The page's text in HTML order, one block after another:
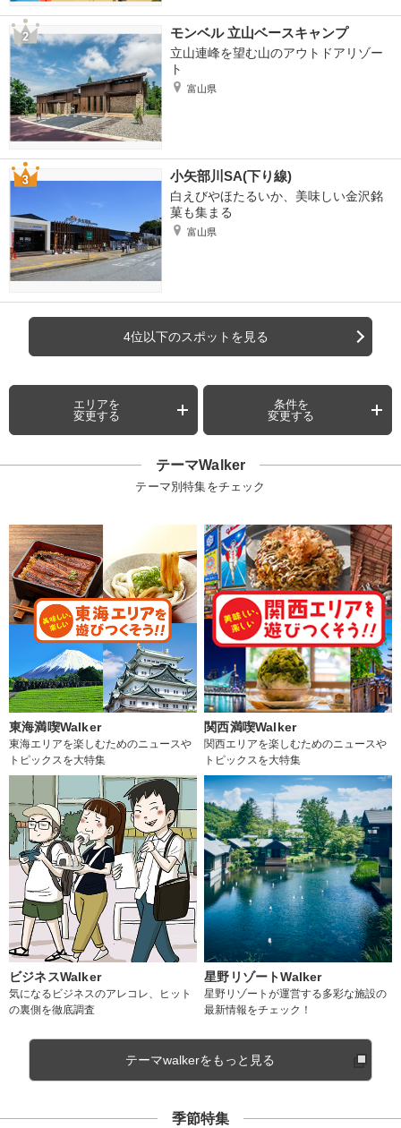
モンベル 立山ベースキャンプ
立山連峰を望む山のアウトドアリゾー
ト
富山県
小矢部川SA(下り線)
白えびやほたるいか、美味しい金沢銘
菓も集まる
富山県
4位以下のスポットを見る
エリアを
変更する
条件を
変更する
テーマWalker
テーマ別特集をチェック
東海満喫Walker
東海エリアを楽しむためのニュースや
トピックスを大特集
関西満喫Walker
関西エリアを楽しむためのニュースや
トピックスを大特集
ビジネスWalker
気になるビジネスのアレコレ、ヒット
の裏側を徹底調査
星野リゾートWalker
星野リゾートが運営する多彩な施設の
最新情報をチェック！
テーマwalkerをもっと見る
季節特集